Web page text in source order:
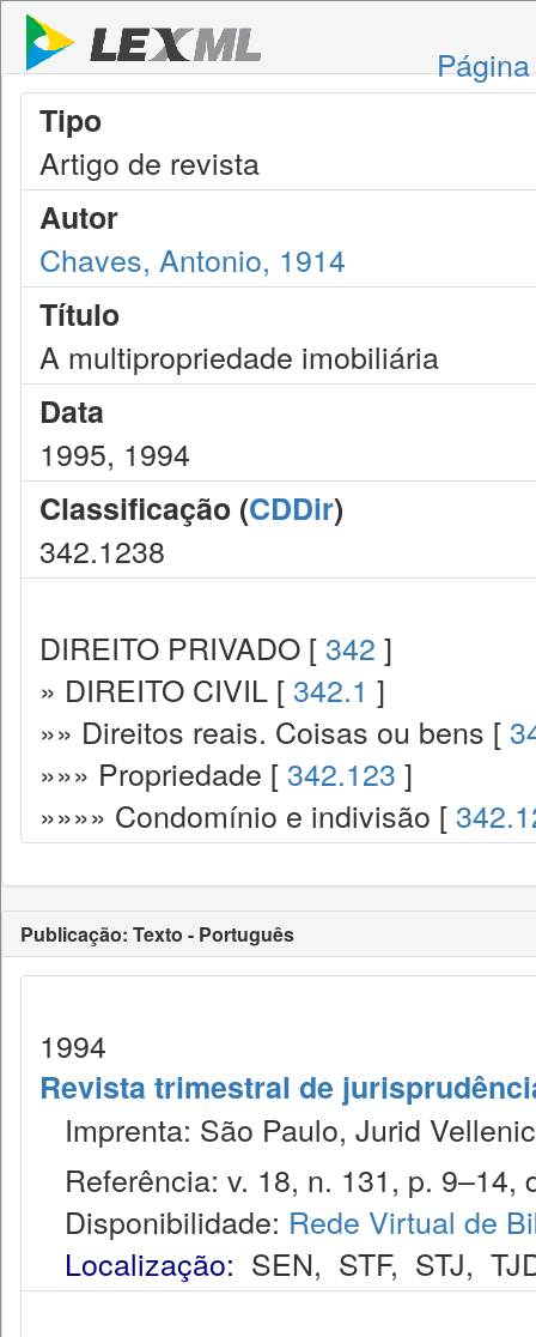
Tipo
Artigo de revista
Autor
Chaves, Antonio, 1914
Título
A multipropriedade imobiliária
Data
1995, 1994
Classificação (CDDir)
342.1238
DIREITO PRIVADO [ 342 ]
» DIREITO CIVIL [ 342.1 ]
»» Direitos reais. Coisas ou bens [
»»» Propriedade [ 342.123 ]
»»»» Condomínio e indivisão [
Publicação: Texto - Português
1994
Revista trimestral de
Imprenta: São Paulo, Jurid
Referência: v. 18, n. 131, p. 9–14,
Disponibilidade: Rede Virtual de
Localização: SEN, STF, STJ,